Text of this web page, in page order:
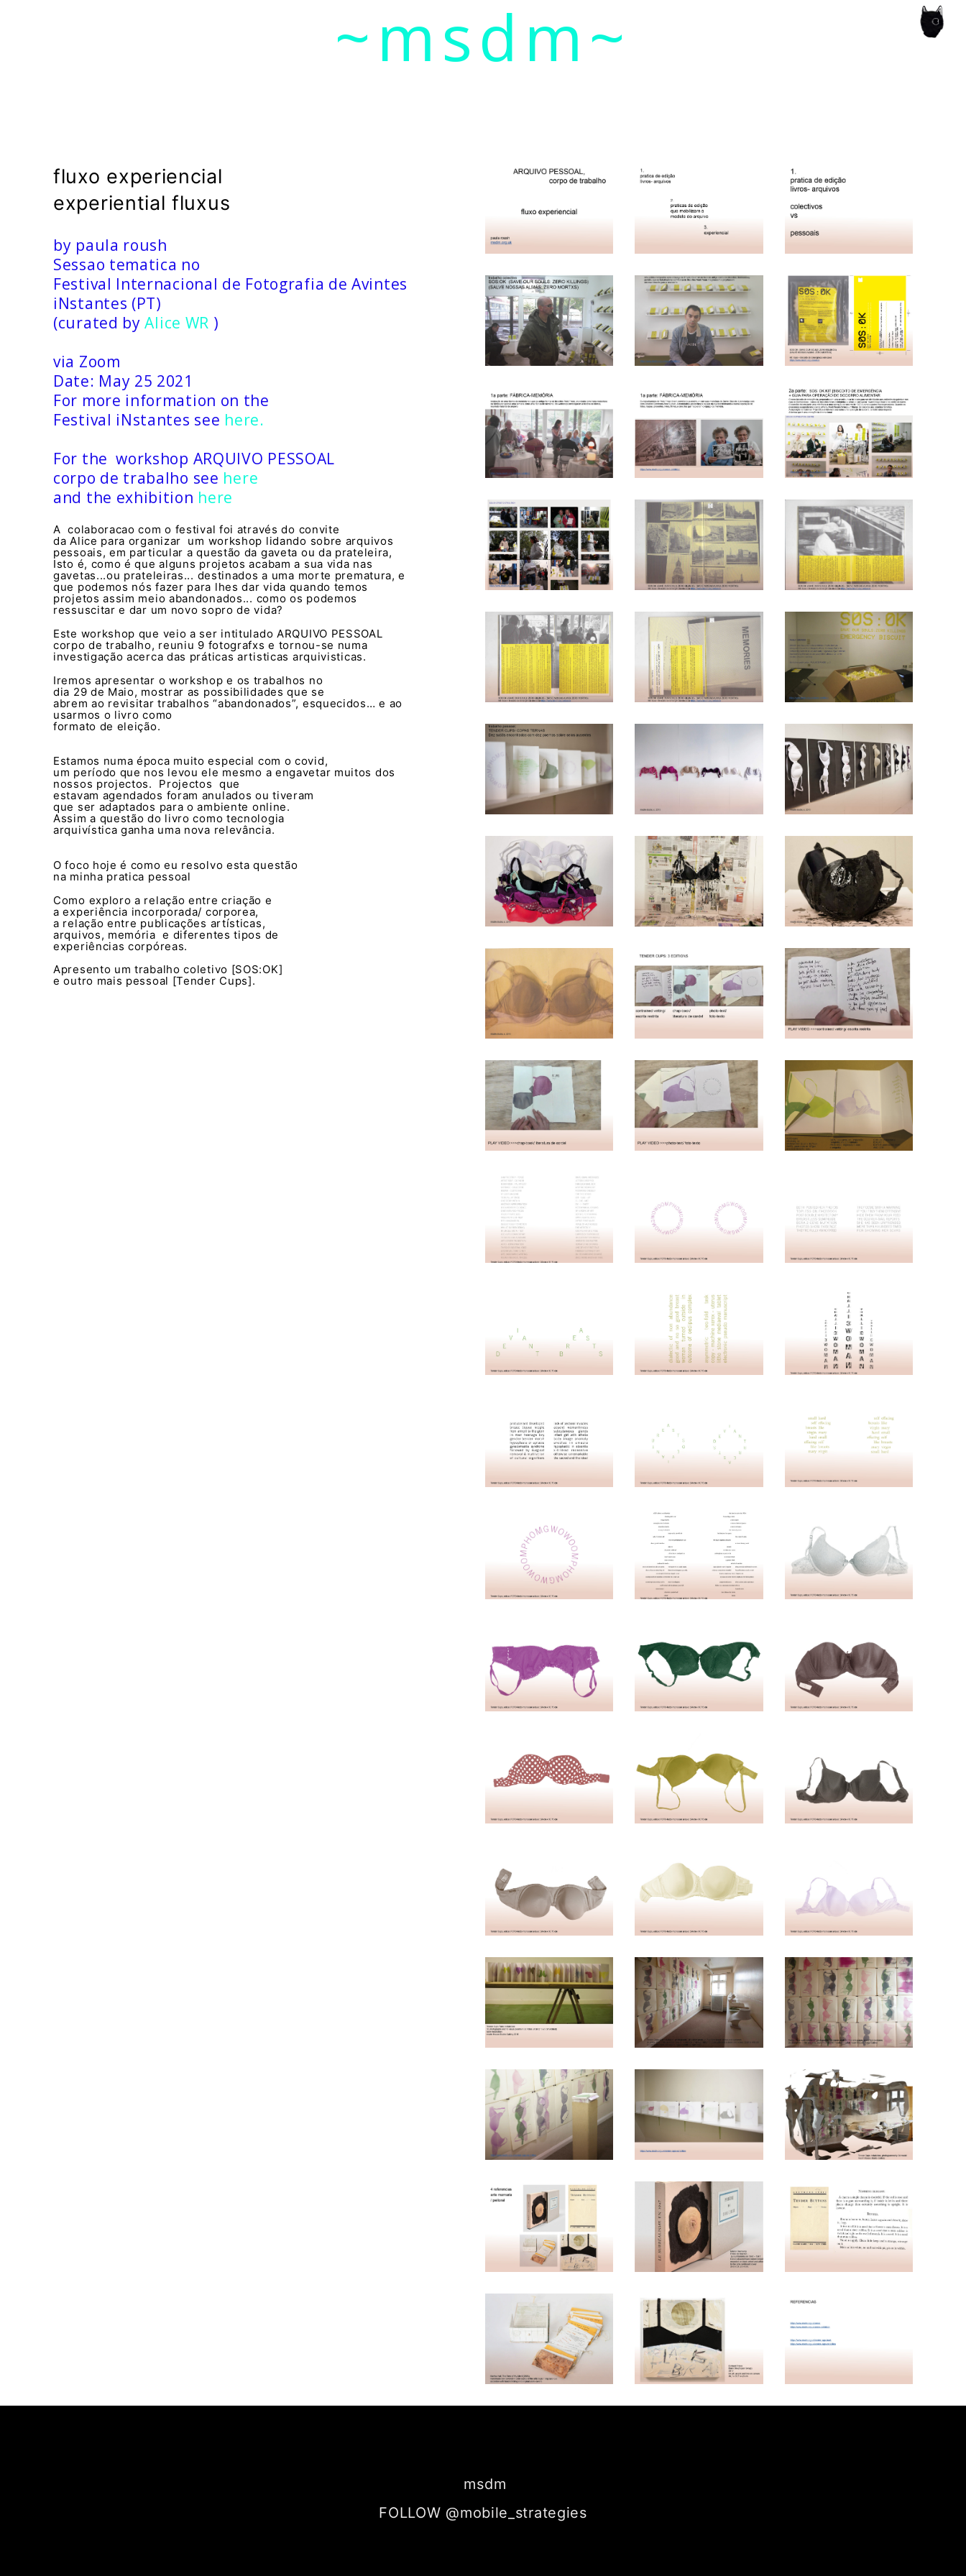
msdm a nomadic house-studio-gallery for photographic art and curatorial research, an expanded practice of the artist's book, photobook publishing and
peer-to-peer collaboration created by artist researcher paula roush~msdm~
fluxo experiencial
experiential fluxus
by paula roush
Sessao tematica no
Festival Internacional de Fotografia de Avintes
iNstantes (PT)
(curated byAlice WR )
via Zoom
Date: May 25 2021
For more information on the
Festival iNstantes see here.
For the workshop ARQUIVO PESSOAL
corpo de trabalho see here
and the exhibition here
A colaboracao com o festival foi através do convite
da Alice para organizar um workshop lidando sobre arquivos
pessoais, em particular a questão da gaveta ou da prateleira,
Isto é, como é que alguns projetos acabam a sua vida nas
gavetas...ou prateleiras... destinados a uma morte prematura, e
que podemos nós fazer para lhes dar vida quando temos
projetos assim meio abandonados... como os podemos
ressuscitar e dar um novo sopro de vida?
Este workshop que veio a ser intitulado ARQUIVO PESSOAL
corpo de trabalho, reuniu 9 fotografxs e tornou-se numa
investigação acerca das práticas artisticas arquivisticas.
Iremos apresentar o workshop e os trabalhos no
dia 29 de Maio, mostrar as possibilidades que se
abrem ao revisitar trabalhos “abandonados”, esquecidos… e ao
usarmos o livro como
formato de eleição.
Estamos numa época muito especial com o covid,
um período que nos levou ele mesmo a engavetar muitos dos
nossos projectos. Projectos que
estavam agendados foram anulados ou tiveram
que ser adaptados para o ambiente online.
Assim a questão do livro como tecnologia
arquivística ganha uma nova relevância.
O foco hoje é como eu resolvo esta questão
na minha pratica pessoal
Como exploro a relação entre criação e
a experiência incorporada/ corporea,
a relação entre publicações artísticas,
arquivos, memória e diferentes tipos de
experiências corpóreas.
Apresento um trabalho coletivo [SOS:OK]
e outro mais pessoal [Tender Cups].
msdm
FOLLOW @mobile_strategies